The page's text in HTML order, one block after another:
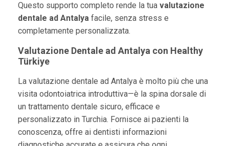
Questo supporto completo rende la tua valutazione
dentale ad Antalyafacile, senza stress e
completamente personalizzata.
Valutazione Dentale ad Antalya con Healthy
Türkiye
La valutazione dentale ad Antalya è molto più che una
visita odontoiatrica introduttiva—è la spina dorsale di
un trattamento dentale sicuro, efficace e
personalizzato in Turchia. Fornisce ai pazienti la
conoscenza, offre ai dentisti informazioni